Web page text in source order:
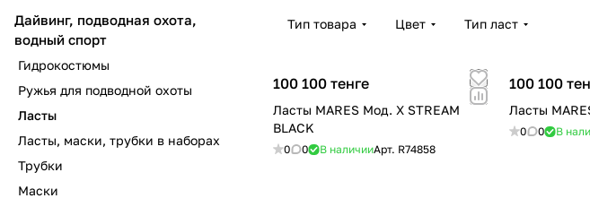
Тип товара Цвет Тип ласт
100 100 тенге
Ласты MARES Мод. X STREAM
BLACK
0 0 В наличииАрт. R74858
100 100
Ласты
0 0 В
Дайвинг, подводная охота,
водный спорт
Гидрокостюмы
Ружья для подводной охоты
Ласты
Ласты, маски, трубки в наборах
Трубки
Маски